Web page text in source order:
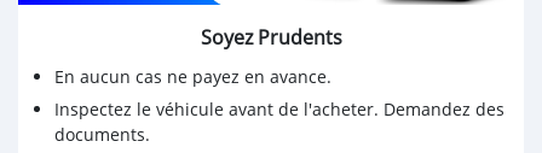
Soyez Prudents
En aucun cas ne payez en avance.
Inspectez le véhicule avant de l'acheter. Demandez des
documents.